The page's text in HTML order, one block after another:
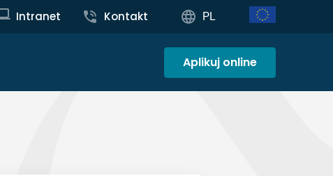
Intranet Kontakt PL
Aplikuj online